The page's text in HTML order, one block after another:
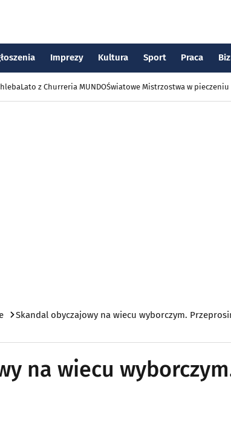
Imprezy Kultura Sport Praca
Lato z Churreria MUNDOŚwiatowe Mistrzostwa w
Skandal obyczajowy na wiecu wyborczym.
na wiecu